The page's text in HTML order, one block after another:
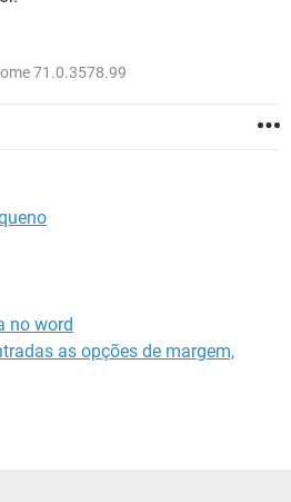
71.0.3578.99
no word
as opções de margem,